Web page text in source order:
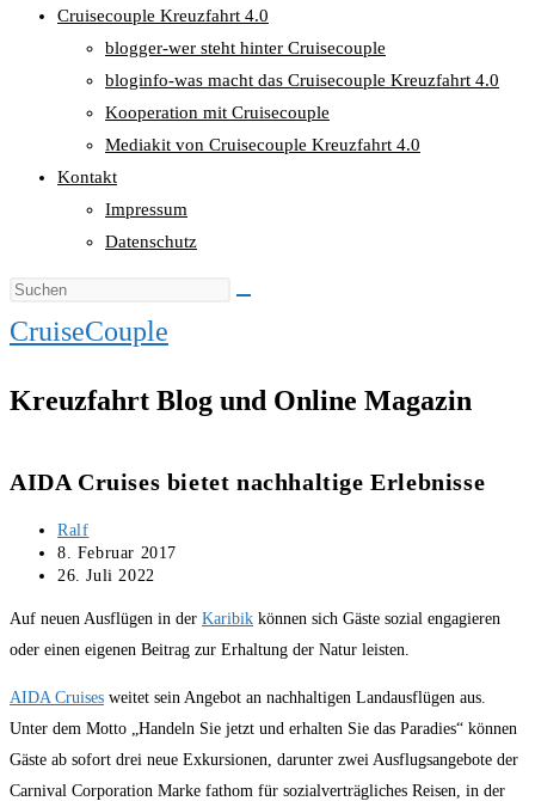
Cruisecouple Kreuzfahrt 4.0
blogger-wer steht hinter Cruisecouple
bloginfo-was macht das Cruisecouple Kreuzfahrt 4.0
Kooperation mit Cruisecouple
Mediakit von Cruisecouple Kreuzfahrt 4.0
Kontakt
Impressum
Datenschutz
CruiseCouple
Kreuzfahrt Blog und Online Magazin
AIDA Cruises bietet nachhaltige Erlebnisse
Beitrags-
Autor:
Ralf
Beitrag
veröffentlicht:
8. Februar 2017
Beitrag
geändert
am:
26. Juli 2022
Auf neuen Ausflügen in der Karibik können sich Gäste sozial engagieren
oder einen eigenen Beitrag zur Erhaltung der Natur leisten.
AIDA Cruises weitet sein Angebot an nachhaltigen Landausflügen aus.
Unter dem Motto „Handeln Sie jetzt und erhalten Sie das Paradies“ können
Gäste ab sofort drei neue Exkursionen, darunter zwei Ausflugsangebote der
Carnival Corporation Marke fathom für sozialverträgliches Reisen, in der